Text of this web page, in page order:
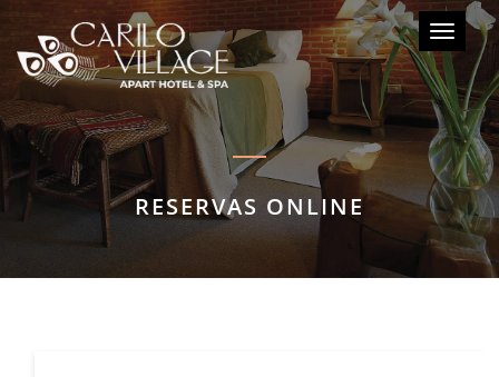
Toggle
RESERVAS ONLINE